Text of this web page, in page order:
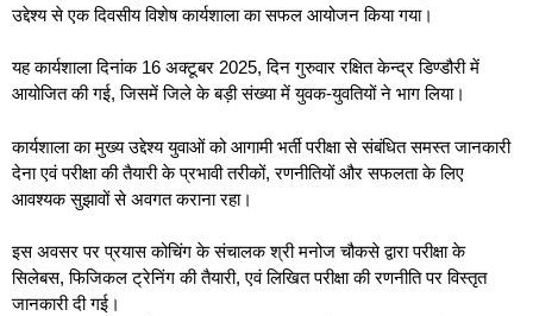
उद्देश्य से एक दिवसीय विशेष कार्यशाला का सफल आयोजन किया गया।
यह कार्यशाला दिनांक 16 अक्टूबर 2025, दिन गुरुवार रक्षित केन्द्र डिण्डौरी में
आयोजित की गई, जिसमें जिले के बड़ी संख्या में युवक-युवतियों ने भाग लिया।
कार्यशाला का मुख्य उद्देश्य युवाओं को आगामी भर्ती परीक्षा से संबंधित समस्त जानकारी
देना एवं परीक्षा की तैयारी के प्रभावी तरीकों, रणनीतियों और सफलता के लिए
आवश्यक सुझावों से अवगत कराना रहा।
इस अवसर पर प्रयास कोचिंग के संचालक श्री मनोज चौकसे द्वारा परीक्षा के
सिलेबस, फिजिकल ट्रेनिंग की तैयारी, एवं लिखित परीक्षा की रणनीति पर विस्तृत
जानकारी दी गई।